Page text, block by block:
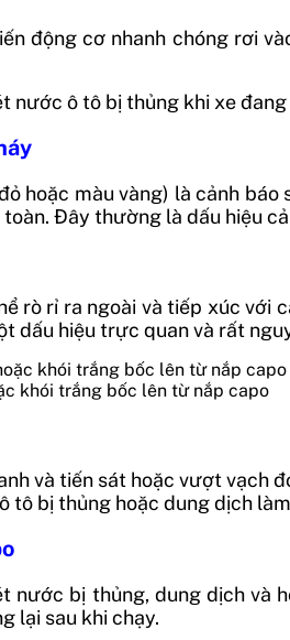
động cơ nhanh chóng rơi
nước ô tô bị thủng khi xe đang
hoặc màu vàng) là cảnh
Đây thường là dấu hiệu
rò rỉ ra ngoài và tiếp xúc
dấu hiệu trực quan và rất
khói trắng bốc lên từ nắp capo
và tiến sát hoặc vượt
bị thủng hoặc dung dịch
nước bị thủng, dung dịch
lại sau khi chạy.